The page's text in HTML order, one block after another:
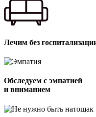
Лечим без
Обследуем с эмпатией
и вниманием